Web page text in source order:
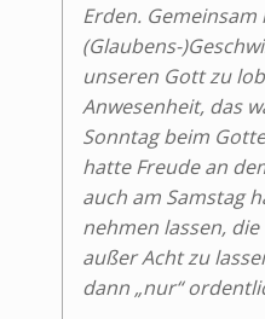
Erden. Gemeinsam
(Glaubens-
unseren Gott zu
Anwesenheit, das
Sonntag beim
hatte Freude an
auch am Samstag
nehmen lassen,
außer Acht zu
dann „nur“